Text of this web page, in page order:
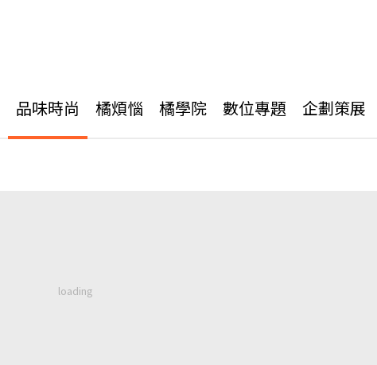
品味時尚 橘煩惱 橘學院 數位專題 企劃策展